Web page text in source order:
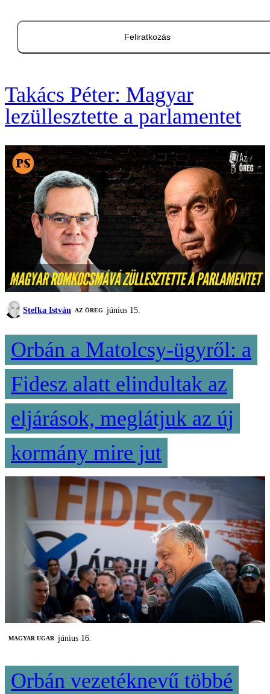
Feliratkozás
Takács Péter: Magyar
lezüllesztette a parlamentet
Stefka István AZ ÖREG június 15.
Orbán a Matolcsy-ügyről: a
Fidesz alatt elindultak az
eljárások, meglátjuk az új
kormány mire jut
MAGYAR UGAR június 16.
Orbán vezetéknevű többé